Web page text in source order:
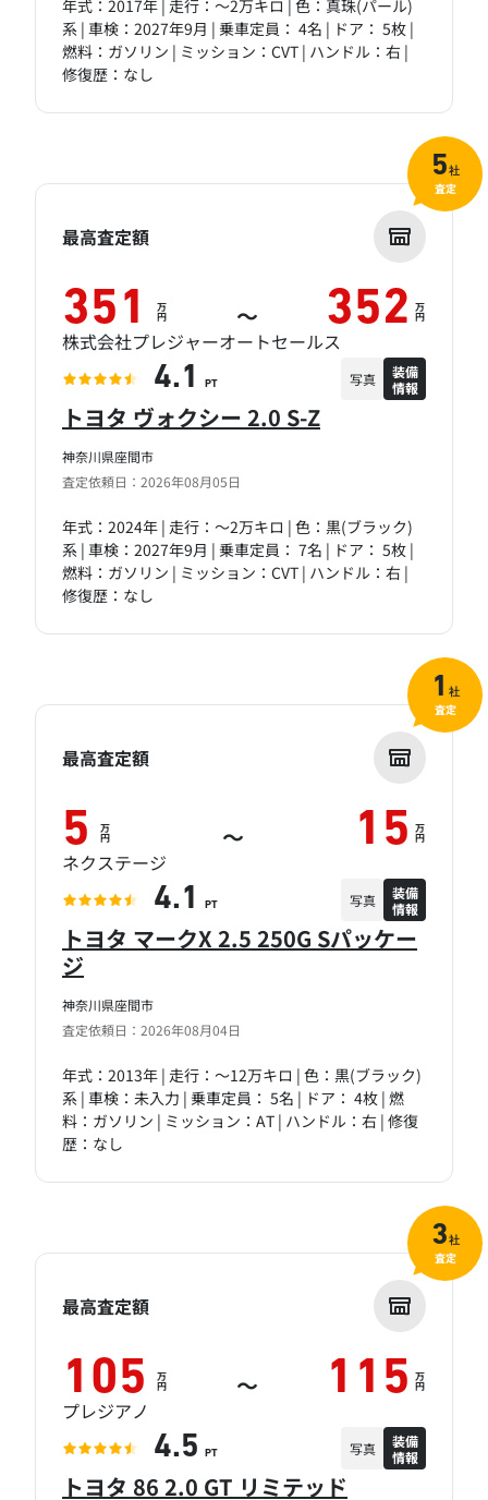
年式：2017年 | 走行：～2万キロ | 色：真珠(パール)
系 | 車検：2027年9月 | 乗車定員： 4名 | ドア： 5枚 |
燃料：ガソリン | ミッション：CVT | ハンドル：右 |
修復歴：なし
神奈川県座間市
査定依頼日：2026年08月05日
トヨタ ヴォクシー 2.0 S-Z
年式：2024年 | 走行：～2万キロ | 色：黒(ブラック)
系 | 車検：2027年9月 | 乗車定員： 7名 | ドア： 5枚 |
燃料：ガソリン | ミッション：CVT | ハンドル：右 |
修復歴：なし
最高査定額
351 万
円 ～ 352 万
円
株式会社プレジャーオートセールス
4.1 PT 写真
装備
情報
5社
査定
神奈川県座間市
査定依頼日：2026年08月04日
トヨタ マークX 2.5 250G Sパッケー
ジ
年式：2013年 | 走行：～12万キロ | 色：黒(ブラック)
系 | 車検：未入力 | 乗車定員： 5名 | ドア： 4枚 | 燃
料：ガソリン | ミッション：AT | ハンドル：右 | 修復
歴：なし
最高査定額
5 万
円 ～ 15 万
円
ネクステージ
4.1 PT 写真
装備
情報
1 社
査定
トヨタ 86 2.0 GT リミテッド
最高査定額
105 万
円 ～ 115 万
円
プレジアノ
4.5 PT 写真
装備
情報
3社
査定